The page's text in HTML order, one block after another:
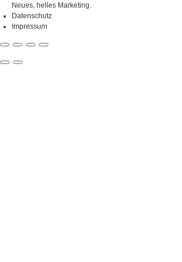
Neues, helles Marketing.
Datenschutz
Impressum